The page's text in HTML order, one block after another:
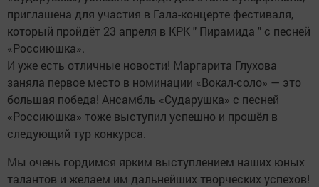
приглашена для участия в Гала-концерте фестиваля,
который пройдёт 23 апреля в КРК " Пирамида " с песней
«Россиюшка».
И уже есть отличные новости! Маргарита Глухова
заняла первое место в номинации «Вокал-соло» — это
большая победа! Ансамбль «Сударушка» с песней
«Россиюшка» тоже выступил успешно и прошёл в
следующий тур конкурса.
Мы очень гордимся ярким выступлением наших юных
талантов и желаем им дальнейших творческих успехов!